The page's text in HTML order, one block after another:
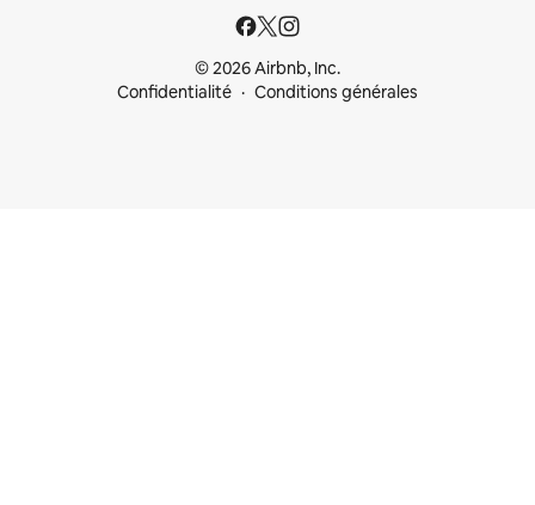
© 2026 Airbnb, Inc.
Confidentialité
Conditions générales